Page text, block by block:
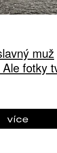
muž
fotky
více